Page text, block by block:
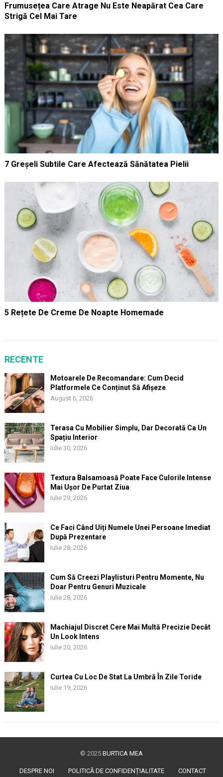
Frumusețea Care Atrage Nu Este Neapărat Cea Care
Strigă Cel Mai Tare
7 Greșeli Subtile Care Afectează Sănătatea Pielii
5 Rețete De Creme De Noapte Homemade
RECENTE
Motoarele De Recomandare: Cum Decid
Platformele Ce Conținut Să Afișeze
August 6, 2026
Terasa Cu Mobilier Simplu, Dar Decorată Ca Un
Spațiu Interior
Iulie 30, 2026
Textura Balsamoasă Poate Face Culorile Intense
Mai Ușor De Purtat Ziua
Iulie 29, 2026
Ce Faci Când Uiți Numele Unei Persoane Imediat
După Prezentare
Iulie 28, 2026
Cum Să Creezi Playlisturi Pentru Momente, Nu
Doar Pentru Genuri Muzicale
Iulie 28, 2026
Machiajul Discret Cere Mai Multă Precizie Decât
Un Look Intens
Iulie 20, 2026
Curtea Cu Loc De Stat La Umbră În Zile Toride
Iulie 19, 2026
© 2025 BURTICA MEA
DESPRE NOI POLITICĂ DE CONFIDENȚIALITATE CONTACT